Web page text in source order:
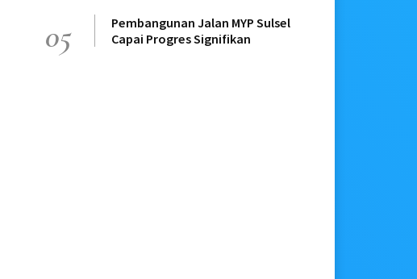
05
Pembangunan Jalan MYP Sulsel
Capai Progres Signifikan